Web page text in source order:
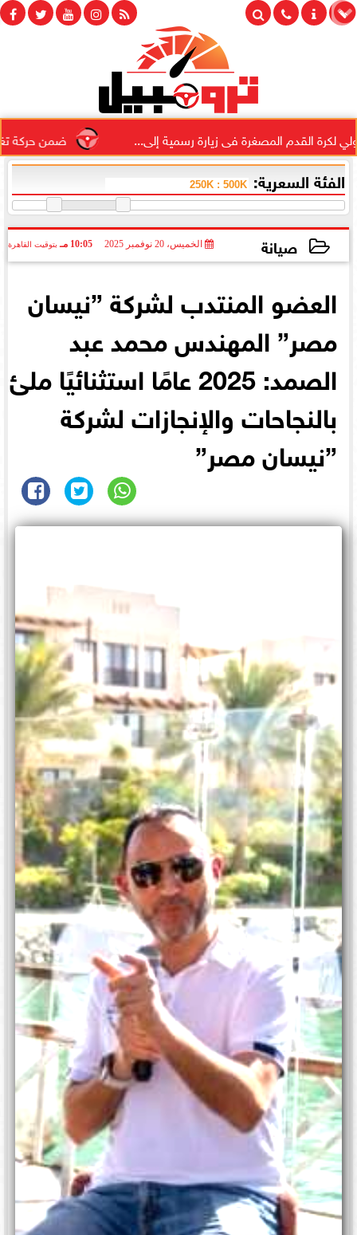
ضمن حركة تغييرات مباحث فى زيارة رسمية إلى...
الفئة السعرية:
صيانة الخميس، 20 نوفمبر 2025 10:05 مـ بتوقيت القاهرة
العضو المنتدب لشركة ”نيسان
مصر” المهندس محمد عبد
الصمد: 2025 عامًا استثنائيًا ملئ
بالنجاحات والإنجازات لشركة
”نيسان مصر”